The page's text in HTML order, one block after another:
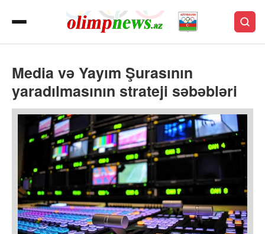
Media və Yayım Şurasının
yaradılmasının strateji səbəbləri